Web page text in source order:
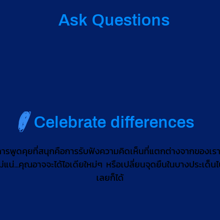
Ask Questions
Celebrate differences
รพูดคุยที่สนุกคือการรับฟังความคิดเห็นที่แตกต่างจากของเ
แน่...คุณอาจจะได้ไอเดียใหม่ๆ หรือเปลี่ยนจุดยืนในบางประเด็น
เลยก็ได้